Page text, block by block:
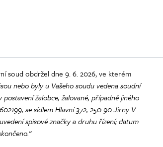
soud obdržel dne 9. 6. 2026, ve kterém
nebo byly u Vašeho soudu vedena soudní
žalobce, žalované, případně jiného
se sídlem Hlavní 372, 250 90 Jirny V
spisové značky a druhu řízení; datum